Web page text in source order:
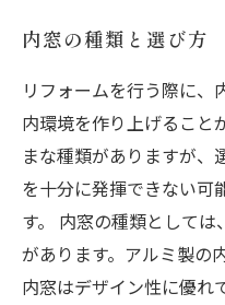
内窓の種類と選び方
リフォームを行う際に、
内環境を作り上げること
まな種類がありますが、
を十分に発揮できない可
す。 内窓の種類として
があります。アルミ製の
内窓はデザイン性に優れ